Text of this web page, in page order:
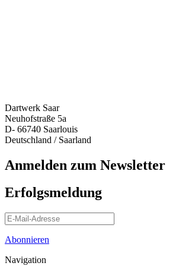
Dartwerk Saar
Neuhofstraße 5a
D- 66740 Saarlouis
Deutschland / Saarland
Anmelden zum Newsletter
Erfolgsmeldung
Abonnieren
Navigation